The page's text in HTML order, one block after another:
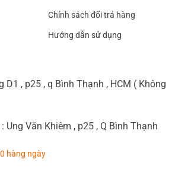
Chính sách đổi trả hàng
Hướng dẫn sử dụng
, p25 , q Bình Thạnh , HCM ( Không
Ung Văn Khiêm , p25 , Q Bình Thạnh
hàng ngày